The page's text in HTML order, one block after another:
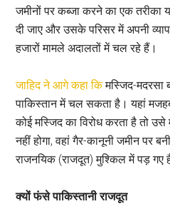
जमीनों पर कब्जा करने का एक तरीका
दी जाए और उसके परिसर में अपनी
हजारों मामले अदालतों में चल रहे हैं।
जाहिद ने आगे कहा किमस्जिद-मदरसा
पाकिस्तान में चल सकता है। यहां
कोई मस्जिद का विरोध करता है तो
नहीं होगा, वहां गैर-कानूनी जमीन पर
राजनयिक (राजदूत) मुश्किल में पड़ गए
क्यों फंसे पाकिस्तानी राजदूत